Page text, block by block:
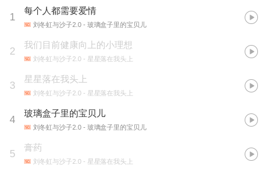
时空感的音乐特质与电影得以完美融合。 近十年间，刘冬虹还进行
了上千场的个人巡演。独特的磁性低嗓被誉为“中国科恩第一人”。
1
每个人都需要爱情
刘冬虹与沙子2.0 - 玻璃盒子里的宝贝儿
2
我们目前健康向上的小理想
刘冬虹与沙子2.0 - 星星落在我头上
3
星星落在我头上
刘冬虹与沙子2.0 - 星星落在我头上
4
玻璃盒子里的宝贝儿
刘冬虹与沙子2.0 - 玻璃盒子里的宝贝儿
5
膏药
刘冬虹与沙子2.0 - 星星落在我头上